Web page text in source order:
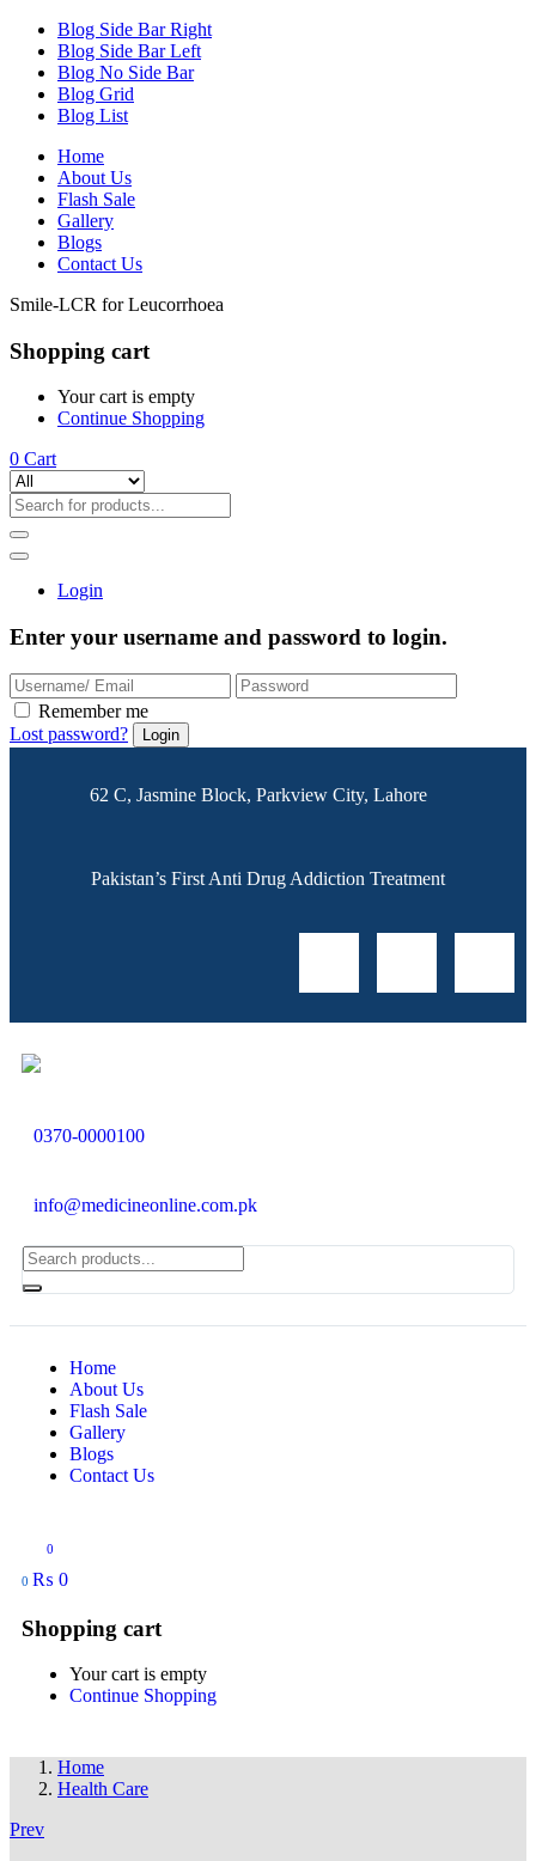
Blog Side Bar Right
Blog Side Bar Left
Blog No Side Bar
Blog Grid
Blog List
Home
About Us
Flash Sale
Gallery
Blogs
Contact Us
‎Smile-LCR for Leucorrhoea
Shopping cart
Your cart is empty
Continue Shopping
0 Cart
Login
Enter your username and password to login.
Remember me
Lost password?
62 C, Jasmine Block, Parkview City, Lahore
Pakistan’s First Anti Drug Addiction Treatment
0370-0000100
info@medicineonline.com.pk
Home
About Us
Flash Sale
Gallery
Blogs
Contact Us
0
0 ₨ 0
Shopping cart
Your cart is empty
Continue Shopping
Home
Health Care
Prev